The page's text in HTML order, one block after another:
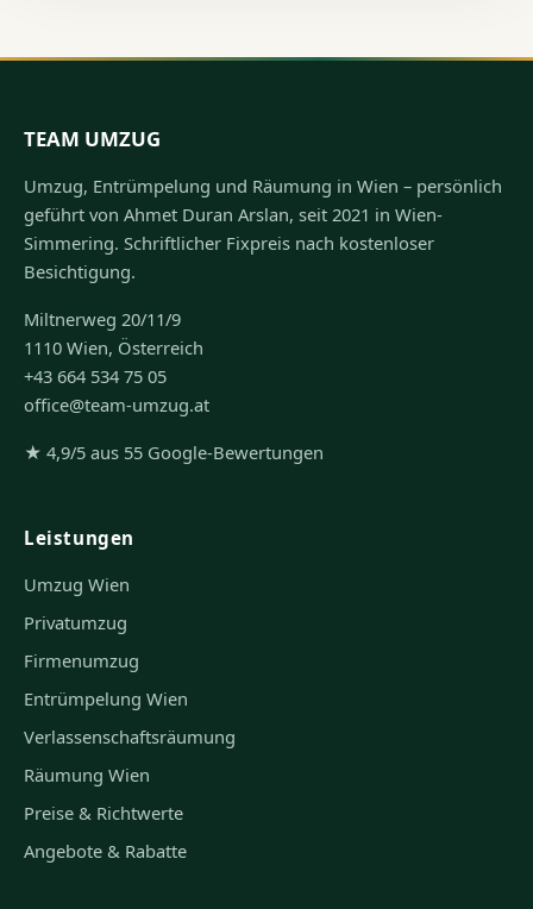
TEAM UMZUG
Umzug, Entrümpelung und Räumung in Wien – persönlich
geführt von Ahmet Duran Arslan, seit 2021 in Wien-
Simmering. Schriftlicher Fixpreis nach kostenloser
Besichtigung.
Miltnerweg 20/11/9
1110 Wien, Österreich
+43 664 534 75 05
office@team-umzug.at
★ 4,9/5 aus 55 Google-Bewertungen
Leistungen
Umzug Wien
Privatumzug
Firmenumzug
Entrümpelung Wien
Verlassenschaftsräumung
Räumung Wien
Preise & Richtwerte
Angebote & Rabatte